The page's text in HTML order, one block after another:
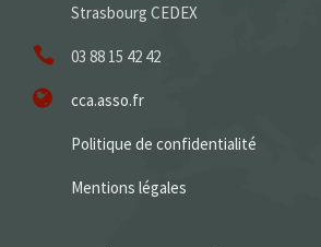
Strasbourg CEDEX
03 88 15 42 42
cca.asso.fr
Politique de confidentialité
Mentions légales